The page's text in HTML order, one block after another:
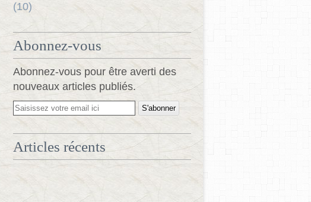
(10)
Abonnez-vous
Abonnez-vous pour être averti des
nouveaux articles publiés.
Articles récents